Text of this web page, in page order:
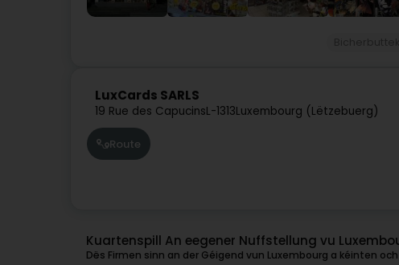
LuxCards SARLS
19 Rue des CapucinsL-1313Luxembourg (Lëtzebuerg)
Route
Kuartenspill An eegener Nuffstellung vu
Dës Firmen sinn an der Géigend vun Luxembourg a kéinten